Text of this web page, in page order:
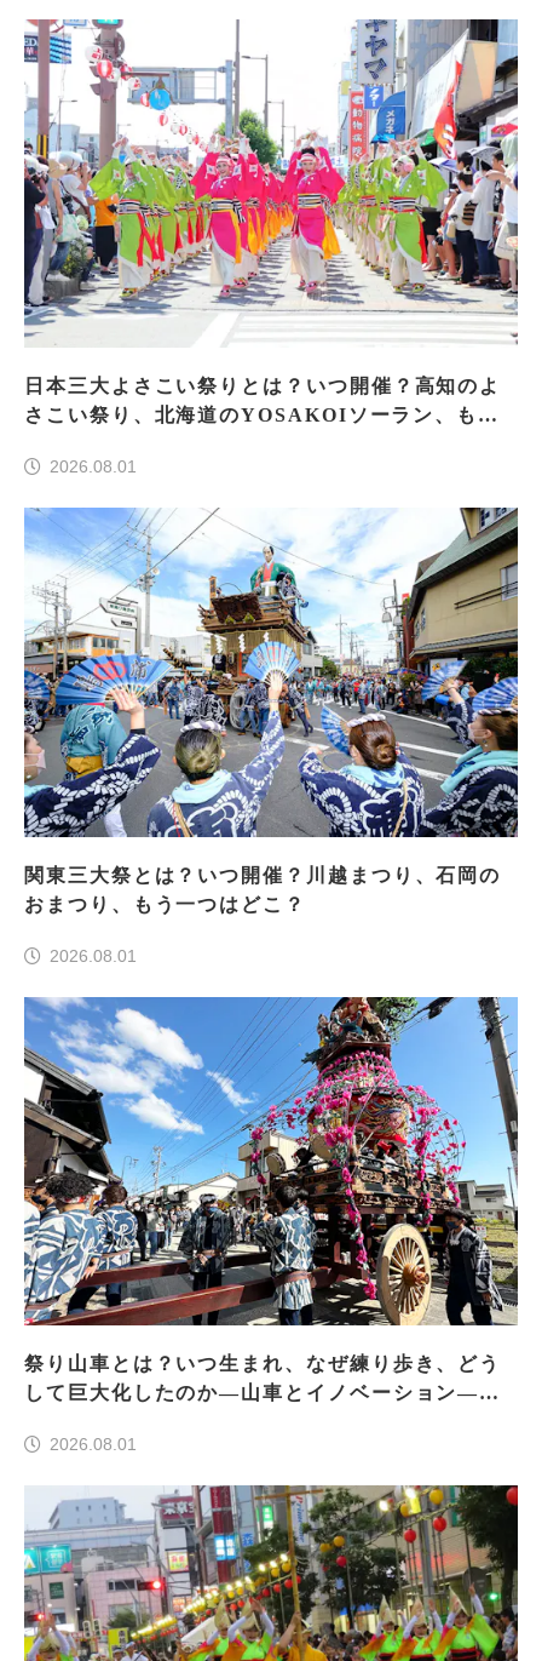
日本三大よさこい祭りとは？いつ開催？高知のよ
さこい祭り、北海道のYOSAKOIソーラン、もう
2026.08.01
関東三大祭とは？いつ開催？川越まつり、石岡の
おまつり、もう一つはどこ？
2026.08.01
祭り山車とは？いつ生まれ、なぜ練り歩き、どう
して巨大化したのか―山車とイノベーション―＜
2026.08.01